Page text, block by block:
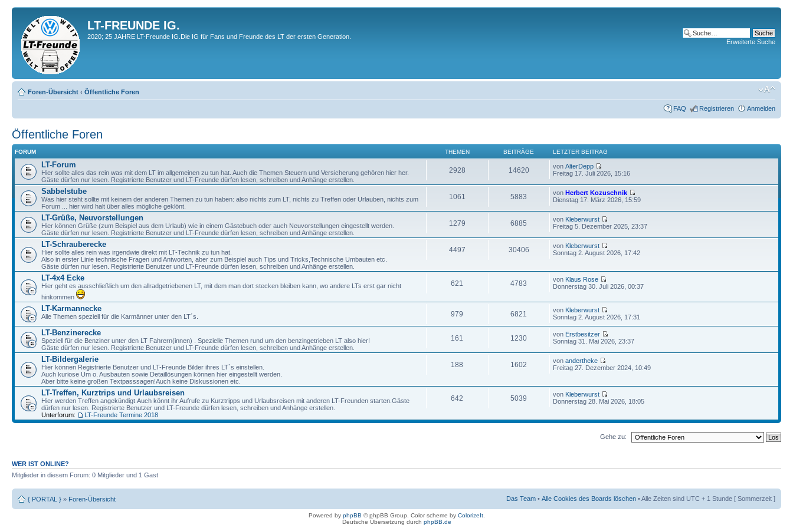
LT-FREUNDE IG.
2020; 25 JAHRE LT-Freunde IG.Die IG für Fans und Freunde des LT der ersten Generation.
Erweiterte Suche
Foren-Übersicht ‹ Öffentliche Foren
FAQ Registrieren Anmelden
Öffentliche Foren
FORUM THEMEN BEITRÄGE LETZTER BEITRAG
LT-Forum
Hier sollte alles das rein was mit dem LT im allgemeinen zu tun hat. Auch die Themen Steuern und Versicherung gehören hier her.
Gäste dürfen nur lesen. Registrierte Benutzer und LT-Freunde dürfen lesen, schreiben und Anhänge erstellen.
2928 14620 vonAlterDepp
Freitag 17. Juli 2026, 15:16
Sabbelstube
Was hier steht sollte mit keinem der anderen Themen zu tun haben: also nichts zum LT, nichts zu Treffen oder Urlauben, nichts zum
Forum ... hier wird halt über alles mögliche geklönt.
1061 5883 vonHerbert Kozuschnik
Dienstag 17. März 2026, 15:59
LT-Grüße, Neuvorstellungen
Hier können Grüße (zum Beispiel aus dem Urlaub) wie in einem Gästebuch oder auch Neuvorstellungen eingestellt werden.
Gäste dürfen nur lesen. Registrierte Benutzer und LT-Freunde dürfen lesen, schreiben und Anhänge erstellen.
1279 6885 von Kleberwurst
Freitag 5. Dezember 2025, 23:37
LT-Schrauberecke
Hier sollte alles rein was irgendwie direkt mit LT-Technik zu tun hat.
Also in erster Linie technische Fragen und Antworten, aber zum Beispiel auch Tips und Tricks,Technische Umbauten etc.
Gäste dürfen nur lesen. Registrierte Benutzer und LT-Freunde dürfen lesen, schreiben und Anhänge erstellen.
4497 30406 von Kleberwurst
Sonntag 2. August 2026, 17:42
LT-4x4 Ecke
Hier geht es ausschließlich um den allradgetriebenen LT, mit dem man dort stecken bleiben kann, wo andere LTs erst gar nicht
hinkommen
621 4783 von Klaus Rose
Donnerstag 30. Juli 2026, 00:37
LT-Karmannecke
Alle Themen speziell für die Karmänner unter den LT´s. 979 6821 von Kleberwurst
Sonntag 2. August 2026, 17:31
LT-Benzinerecke
Speziell für die Benziner unter den LT Fahrern(innen) . Spezielle Themen rund um den benzingetrieben LT also hier!
Gäste dürfen nur lesen. Registrierte Benutzer und LT-Freunde dürfen lesen, schreiben und Anhänge erstellen.
161 1230 von Erstbesitzer
Sonntag 31. Mai 2026, 23:37
LT-Bildergalerie
Hier können Registrierte Benutzer und LT-Freunde Bilder ihres LT`s einstellen.
Auch kuriose Um o. Ausbauten sowie Detaillösungen können hier eingestellt werden.
Aber bitte keine großen Textpasssagen!Auch keine Diskussionen etc.
188 1602 vonandertheke
Freitag 27. Dezember 2024, 10:49
LT-Treffen, Kurztrips und Urlaubsreisen
Hier werden Treffen angekündigt.Auch könnt ihr Aufrufe zu Kurztripps und Urlaubsreisen mit anderen LT-Freunden starten.Gäste
dürfen nur lesen. Registrierte Benutzer und LT-Freunde dürfen lesen, schreiben und Anhänge erstellen.
Unterforum:
LT-Freunde Termine 2018
642 5039 von Kleberwurst
Donnerstag 28. Mai 2026, 18:05
Gehe zu:
WER IST ONLINE?
Mitglieder in diesem Forum: 0 Mitglieder und 1 Gast
{ PORTAL } » Foren-Übersicht Das Team • Alle Cookies des Boards löschen • Alle Zeiten sind UTC + 1 Stunde [ Sommerzeit ]
Powered by phpBB © phpBB Group. Color scheme by ColorizeIt.
Deutsche Übersetzung durch phpBB.de